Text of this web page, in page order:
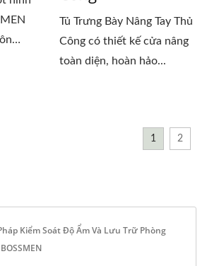
Tủ Trưng Bày Nâng Tay Thủ
Công có thiết kế cửa nâng
toàn diện, hoàn hảo...
1 2
Kiểm Soát Độ Ẩm Và Lưu Trữ Phòng